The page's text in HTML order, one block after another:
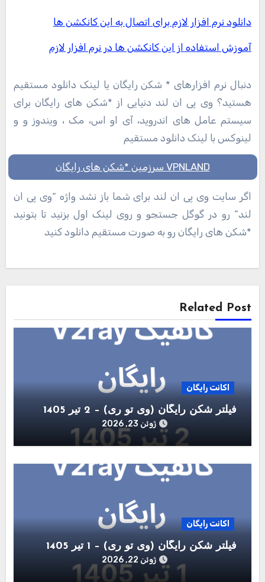
دانلود نرم افزار لازم برای اتصال به این کانکشن ها
آموزش استفاده از این کانکشن ها در نرم افزار لازم
دنبال نرم افزارهای * شکن رایگان یا لینک دانلود مستقیم
هستید؟ وی پی ان لند دنیایی از *شکن های رایگان برای
سیستم عامل های اندروید، آی او اس، مک ، ویندوز و و
لینوکس با لینک دانلود مستقیم
VPNLAND سرزمین *شکن های رایگان
اگر سایت وی پی ان لند برای شما باز نشد واژه “وی پی ان
لند” رو در گوگل جستجو و روی لینک اول بزنید تا بتونید
*شکن های رایگان رو به صورت مستقیم دانلود کنید
راهبری
Related Post
اکانت رایگان
فیلتر شکن رایگان (وی تو ری) – 2 تیر 1405
ژوئن 23, 2026
اکانت رایگان
فیلتر شکن رایگان (وی تو ری) – 1 تیر 1405
ژوئن 22, 2026